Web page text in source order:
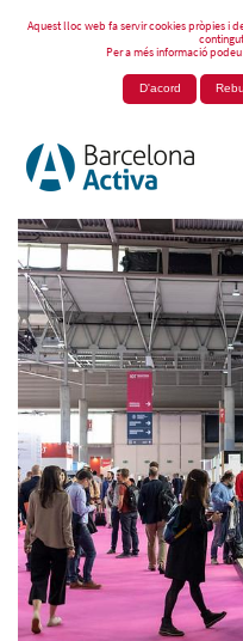
Aquest lloc web fa servir cookies pròpies i
Per a més informació
D'acord